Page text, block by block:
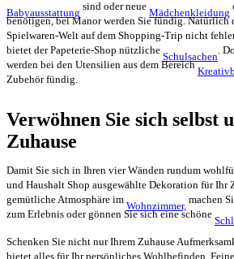
Babyausstattung
sind oder neue
Mädchenkleidung
benötigen, bei Manor werden Sie fündig. Natürlich
Spielwaren-Welt auf dem Shopping-Trip nicht
bietet der Papeterie-Shop nützliche
Schulsachen
.
werden bei den Utensilien aus dem Bereich
Zubehör fündig.
Verwöhnen Sie sich selbst
Zuhause
Damit Sie sich in Ihren vier Wänden rundum
und Haushalt Shop ausgewählte Dekoration für Ihr
gemütliche Atmosphäre im
Wohnzimmer,
machen
zum Erlebnis oder gönnen Sie sich eine schöne
Schenken Sie nicht nur Ihrem Zuhause
bietet alles für Ihr persönliches Wohlbefinden. Feine